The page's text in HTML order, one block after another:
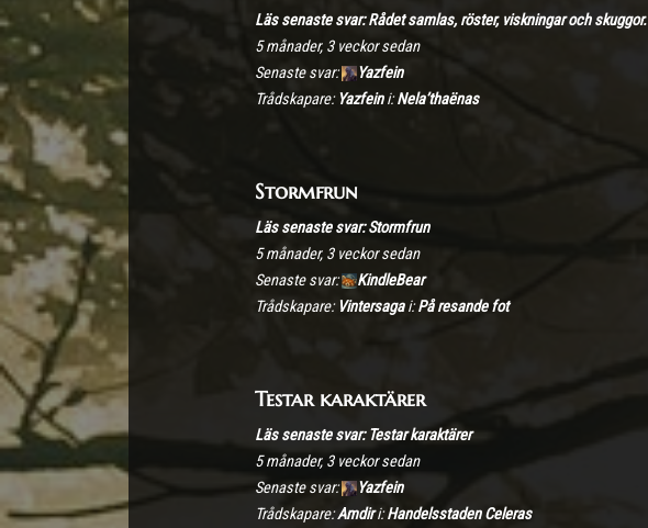
Läs senaste svar: Rådet samlas, röster, viskningar och skuggor.
5 månader, 3 veckor sedan
Senaste svar:
Yazfein
Trådskapare:Yazfein i:Nela’thaënas
Stormfrun
Läs senaste svar: Stormfrun
5 månader, 3 veckor sedan
Senaste svar:
KindleBear
Trådskapare:Vintersaga i:På resande fot
Testar karaktärer
Läs senaste svar: Testar karaktärer
5 månader, 3 veckor sedan
Senaste svar:
Yazfein
Trådskapare:Amdir i:Handelsstaden Celeras